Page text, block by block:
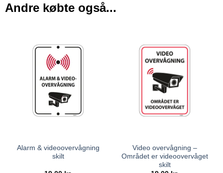
Andre købte også...
Alarm & videoovervågning
skilt
Video overvågning –
Området er videoovervåget
skilt